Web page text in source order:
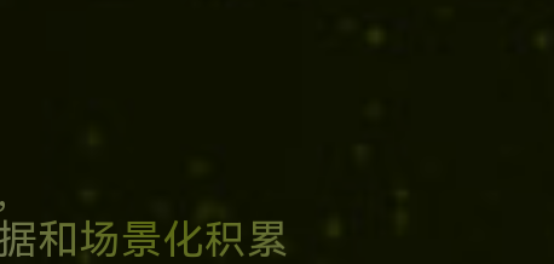
和场景化积累